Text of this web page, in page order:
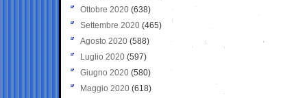
Ottobre 2020 (638)
Settembre 2020(465)
Agosto 2020 (588)
Luglio 2020 (597)
Giugno 2020 (580)
Maggio 2020 (618)